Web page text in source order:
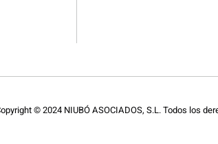
© 2024 NIUBÓ ASOCIADOS, S.L. Todos los